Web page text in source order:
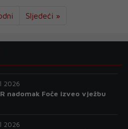
Sljedeći »
2026
nadomak Foče izveo vježbu
2026